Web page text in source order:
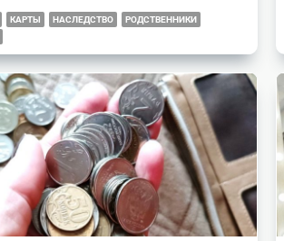
КАРТЫ НАСЛЕДСТВО
РОДСТВЕННИКИ